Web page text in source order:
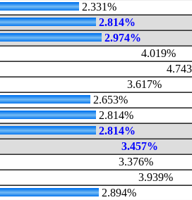
2.331%
2.814%
2.974%
4.019%
3.617%
2.653%
2.814%
2.814%
3.457%
3.376%
3.939%
2.894%